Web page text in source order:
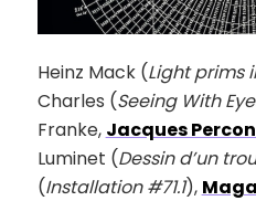
Heinz Mack (Light prims
Charles (Seeing With
Franke, Jacques
Luminet (Dessin d’un
(Installation #71.1),